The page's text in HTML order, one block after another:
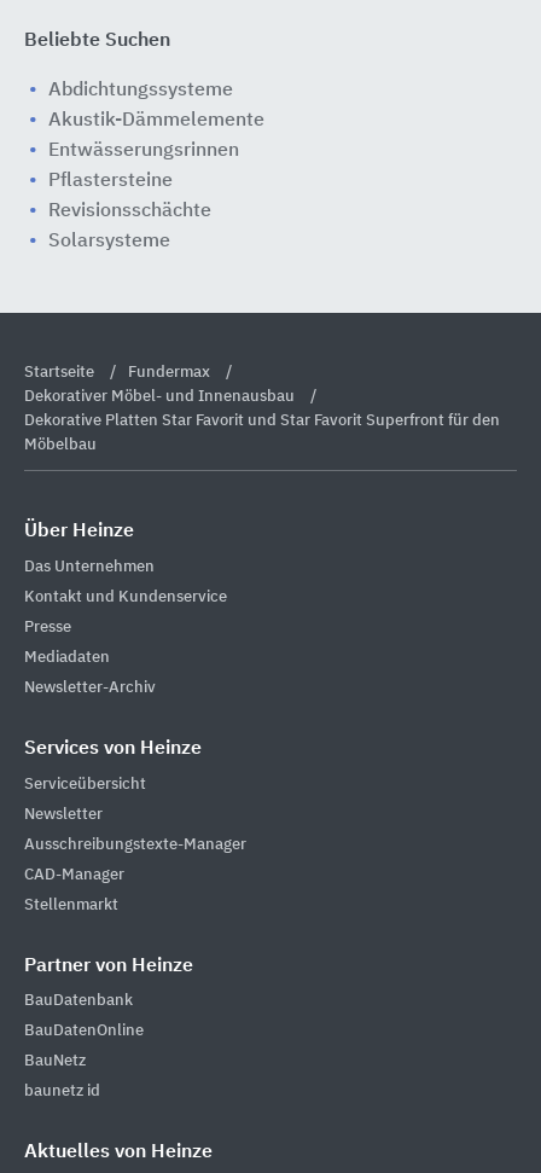
Beliebte Suchen
Abdichtungssysteme
Akustik-Dämmelemente
Entwässerungsrinnen
Pflastersteine
Revisionsschächte
Solarsysteme
Startseite
Fundermax
Dekorativer Möbel- und Innenausbau
Dekorative Platten Star Favorit und Star Favorit Superfront für den
Möbelbau
Über Heinze
Das Unternehmen
Kontakt und Kundenservice
Presse
Mediadaten
Newsletter-Archiv
Services von Heinze
Serviceübersicht
Newsletter
Ausschreibungstexte-Manager
CAD-Manager
Stellenmarkt
Partner von Heinze
BauDatenbank
BauDatenOnline
BauNetz
baunetz id
Aktuelles von Heinze